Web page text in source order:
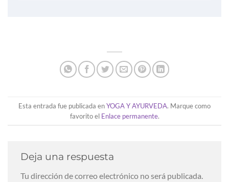
Esta entrada fue publicada enYOGA Y AYURVEDA. Marque como
favorito el Enlace permanente.
Deja una respuesta
Tu dirección de correo electrónico no será publicada.